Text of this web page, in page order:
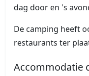
dag door en 's
De camping heeft
restaurants ter
Accommodatie